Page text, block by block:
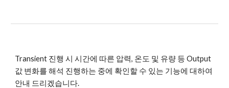
Transient 진행 시 시간에 따른 압력, 온도 및 유량 등 Output
값 변화를 해석 진행하는 중에 확인할 수 있는 기능에 대하여
안내 드리겠습니다.